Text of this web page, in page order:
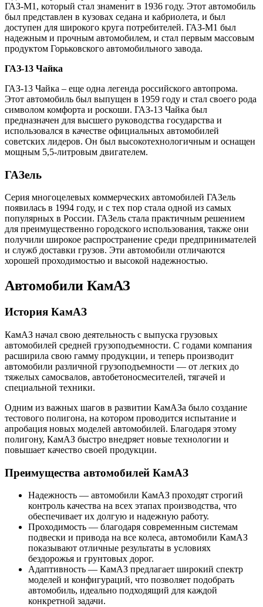
ГАЗ-М1, который стал знаменит в 1936 году. Этот автомобиль
был представлен в кузовах седана и кабриолета, и был
доступен для широкого круга потребителей. ГАЗ-М1 был
надежным и прочным автомобилем, и стал первым массовым
продуктом Горьковского автомобильного завода.
ГАЗ-13 Чайка
ГАЗ-13 Чайка – еще одна легенда российского автопрома.
Этот автомобиль был выпущен в 1959 году и стал своего рода
символом комфорта и роскоши. ГАЗ-13 Чайка был
предназначен для высшего руководства государства и
использовался в качестве официальных автомобилей
советских лидеров. Он был высокотехнологичным и оснащен
мощным 5,5-литровым двигателем.
ГАЗель
Серия многоцелевых коммерческих автомобилей ГАЗель
появилась в 1994 году, и с тех пор стала одной из самых
популярных в России. ГАЗель стала практичным решением
для преимущественно городского использования, также они
получили широкое распространение среди предпринимателей
и служб доставки грузов. Эти автомобили отличаются
хорошей проходимостью и высокой надежностью.
Автомобили КамАЗ
История КамАЗ
КамАЗ начал свою деятельность с выпуска грузовых
автомобилей средней грузоподъемности. С годами компания
расширила свою гамму продукции, и теперь производит
автомобили различной грузоподъемности — от легких до
тяжелых самосвалов, автобетоносмесителей, тягачей и
специальной техники.
Одним из важных шагов в развитии КамАЗа было создание
тестового полигона, на котором проводится испытание и
апробация новых моделей автомобилей. Благодаря этому
полигону, КамАЗ быстро внедряет новые технологии и
повышает качество своей продукции.
Преимущества автомобилей КамАЗ
Надежность — автомобили КамАЗ проходят строгий
контроль качества на всех этапах производства, что
обеспечивает их долгую и надежную работу.
Проходимость — благодаря современным системам
подвески и привода на все колеса, автомобили КамАЗ
показывают отличные результаты в условиях
бездорожья и грунтовых дорог.
Адаптивность — КамАЗ предлагает широкий спектр
моделей и конфигураций, что позволяет подобрать
автомобиль, идеально подходящий для каждой
конкретной задачи.